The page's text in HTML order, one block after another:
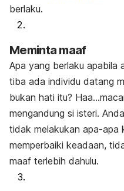
berlaku.
Meminta maaf
Apa yang berlaku apabila
tiba ada individu datang
bukan hati itu?
mengandung si isteri.
tidak melakukan apa-apa
memperbaiki keadaan,
maaf terlebih dahulu.